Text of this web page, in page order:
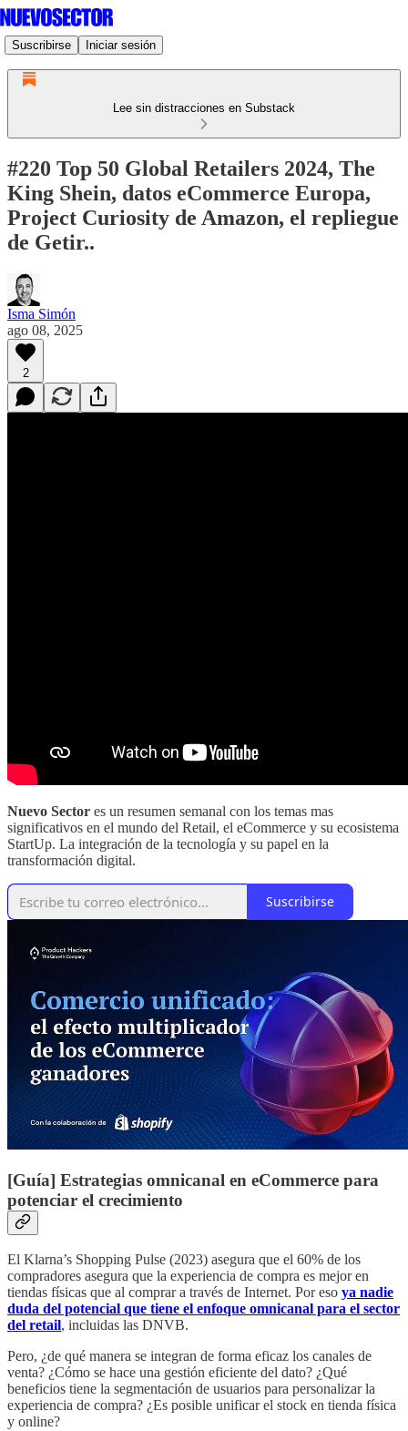
Suscribirse Iniciar sesión
Lee sin distracciones en Substack
#220 Top 50 Global Retailers 2024, The
King Shein, datos eCommerce Europa,
Project Curiosity de Amazon, el repliegue
de Getir..
Isma Simón
ago 08, 2025
2
Nuevo Sector es un resumen semanal con los temas mas
significativos en el mundo del Retail, el eCommerce y su ecosistema
StartUp. La integración de la tecnología y su papel en la
transformación digital.
Suscribirse
[Guía] Estrategias omnicanal en eCommerce para
potenciar el crecimiento
El Klarna’s Shopping Pulse (2023) asegura que el 60% de los
compradores asegura que la experiencia de compra es mejor en
tiendas físicas que al comprar a través de Internet. Por eso ya nadie
duda del potencial que tiene el enfoque omnicanal para el sector
del retail, incluidas las DNVB.
Pero, ¿de qué manera se integran de forma eficaz los canales de
venta? ¿Cómo se hace una gestión eficiente del dato? ¿Qué
beneficios tiene la segmentación de usuarios para personalizar la
experiencia de compra? ¿Es posible unificar el stock en tienda física
y online?